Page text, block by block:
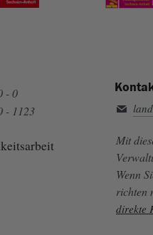
- 0
- 1123
Mit
Wenn
richten
direkte